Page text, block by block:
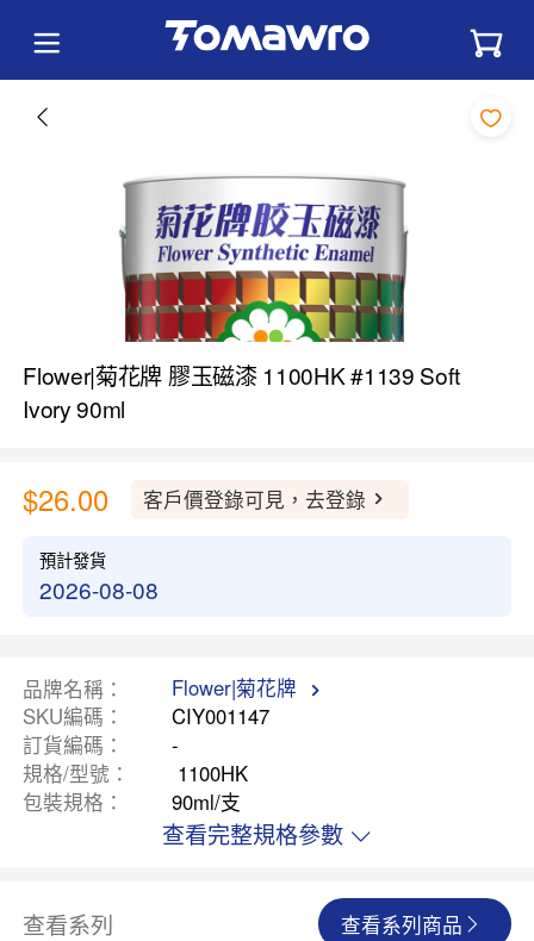
Flower|菊花牌 膠玉磁漆 1100HK #1139 Soft
Ivory 90ml
$26.00 客戶價登錄可見，去登錄
預計發貨
2026-08-08
品牌名稱
Flower|菊花牌
SKU編碼
CIY001147
訂貨編碼
-
規格/型號
1100HK
包裝規格
90ml/支
查看完整規格參數
查看系列 查看系列商品